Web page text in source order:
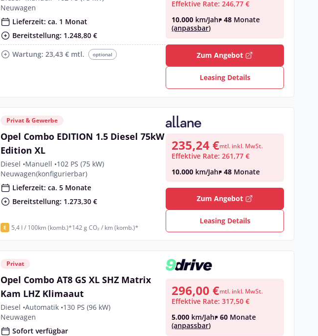
Neuwagen
Lieferzeit: ca. 1 Monat
Bereitstellung: 1.248,80 €
Wartung: 23,43 € mtl.
optional
Effektive Rate: 246,77 €
10.000 km/Jahr• 48 Monate
(anpassbar)
Zum Angebot
Leasing Details
Privat & Gewerbe
Opel Combo EDITION 1.5 Diesel 75kW
Edition XL
Diesel •Manuell •102 PS (75 kW)
Neuwagen(konfigurierbar)
Lieferzeit: ca. 5 Monate
Bereitstellung: 1.273,30 €
E 5,4 l / 100km (komb.)*142 g CO₂ / km (komb.)*
235,24 €mtl. inkl. MwSt.
Effektive Rate: 261,77 €
10.000 km/Jahr• 48 Monate
Zum Angebot
Leasing Details
Privat
Opel Combo AT8 GS XL SHZ Matrix
Kam LHZ Klimaaut
Diesel •Automatik •130 PS (96 kW)
Neuwagen
Sofort verfügbar
296,00 €mtl. inkl. MwSt.
Effektive Rate: 317,50 €
5.000 km/Jahr• 60 Monate
(anpassbar)